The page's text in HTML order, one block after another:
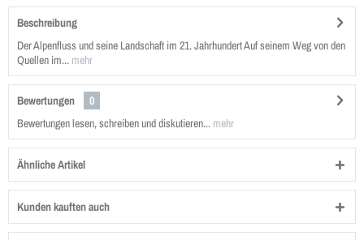
Beschreibung
Der Alpenfluss und seine Landschaft im 21. Jahrhundert Auf seinem Weg von den
Quellen im... mehr
Bewertungen
0
Bewertungen lesen, schreiben und diskutieren... mehr
Ähnliche Artikel
Kunden kauften auch